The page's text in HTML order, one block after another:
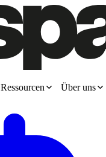
Ressourcen Über uns